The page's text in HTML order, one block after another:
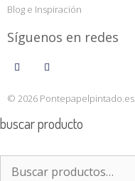
Blog e Inspiración
Síguenos en redes
© 2026 Pontepapelpintado.es
buscar producto